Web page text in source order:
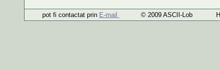
pot fi contactat prin E-mail © 2009 ASCII-Lob